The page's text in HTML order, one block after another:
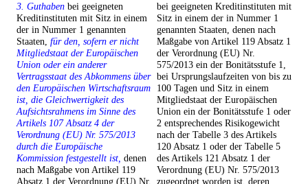
3. Guthaben bei geeigneten
Kreditinstituten mit Sitz in einem
der in Nummer 1 genannten
Staaten, für den, sofern er nicht
Mitgliedstaat der Europäischen
Union oder ein anderer
Vertragsstaat des Abkommens über
den Europäischen Wirtschaftsraum
ist, die Gleichwertigkeit des
Aufsichtsrahmens im Sinne des
Artikels 107 Absatz 4 der
Verordnung (EU) Nr. 575/2013
durch die Europäische
Kommission festgestellt ist, denen
nach Maßgabe von Artikel 119
Absatz 1 der Verordnung (EU) Nr.
bei geeigneten Kreditinstituten mit
Sitz in einem der in Nummer 1
genannten Staaten, denen nach
Maßgabe von Artikel 119 Absatz 1
der Verordnung (EU) Nr.
575/2013 ein der Bonitätsstufe 1,
bei Ursprungslaufzeiten von bis zu
100 Tagen und Sitz in einem
Mitgliedstaat der Europäischen
Union ein der Bonitätsstufe 1 oder
2 entsprechendes Risikogewicht
nach der Tabelle 3 des Artikels
120 Absatz 1 oder der Tabelle 5
des Artikels 121 Absatz 1 der
Verordnung (EU) Nr. 575/2013
zugeordnet worden ist, deren